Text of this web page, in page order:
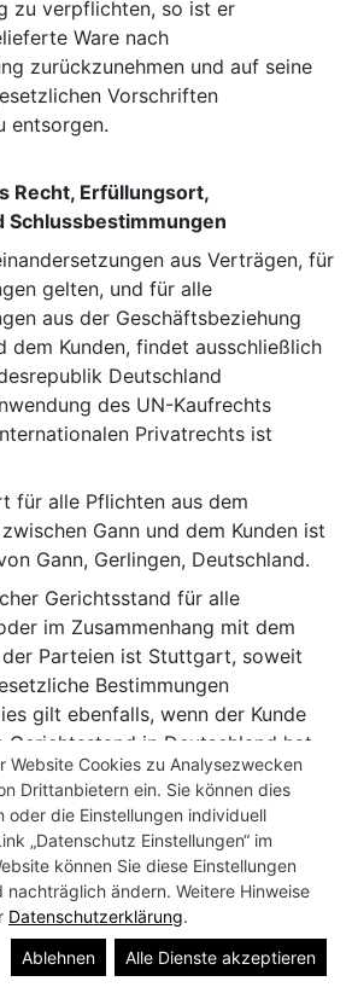
zu verpflichten, so ist er
Ware nach
zurückzunehmen und auf seine
Vorschriften
entsorgen.
Recht, Erfüllungsort,
Schlussbestimmungen
aus Verträgen, für
gelten, und für alle
aus der Geschäftsbeziehung
dem Kunden, findet ausschließlich
Deutschland
des UN-Kaufrechts
Privatrechts ist
alle Pflichten aus dem
Gann und dem Kunden ist
Gann, Gerlingen, Deutschland.
Gerichtsstand für alle
im Zusammenhang mit dem
Parteien ist Stuttgart, soweit
Bestimmungen
gilt ebenfalls, wenn der Kunde
Gerichtsstand in Deutschland hat
Wohnsitz im Zeitpunkt der
bekannt ist. Das Recht von Gann,
Gerichtsstand seines
verklagen bleibt unberührt.
Klauseln dieser
unwirksam sein oder werden,
Wirksamkeit der übrigen
Website Cookies zu Analysezwecken
Drittanbietern ein. Sie können dies
oder die Einstellungen individuell
„Datenschutz Einstellungen“ im
können Sie diese Einstellungen
ändern. Weitere Hinweise
Datenschutzerklärung.
Ablehnen Alle Dienste akzeptieren